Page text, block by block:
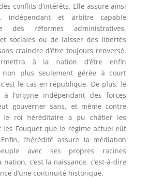
conflits d’intérêts. Elle assure ainsi
indépendant et arbitre capable
des réformes administratives,
sociales ou de laisser des libertés
craindre d’être toujours renversé.
à la nation d’être enfin
non plus seulement gérée à court
le cas en république. De plus, le
l’origine indépendant des forces
gouverner sans, et même contre
le roi héréditaire a pu châtier les
les Fouquet que le régime actuel eût
l’hérédité assure la médiation
avec ses propres racines
c’est la naissance, c’est-à-dire
d’une continuité historique.